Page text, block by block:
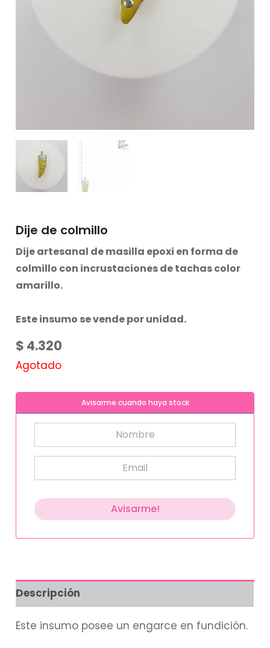
Dije de colmillo
Dijeartesanal de masilla epoxi en forma de
colmillo con incrustaciones de tachas color
amarillo.
Este insumo se vende por unidad.
$ 4.320
Agotado
Avisarme cuando haya stock
Descripción
Este insumo posee un engarce en fundición.